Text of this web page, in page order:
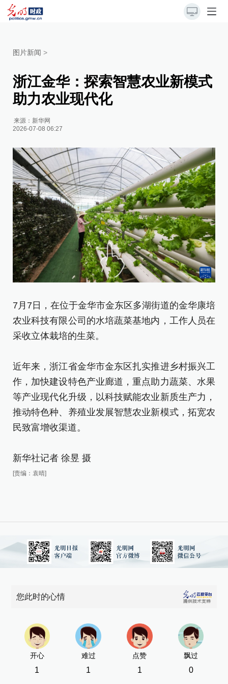
图片新闻 >
浙江金华：探索智慧农业新模式
助力农业现代化
来源： 新华网
2026-07-08 06:27
7月7日，在位于金华市金东区多湖街道的金华康培
农业科技有限公司的水培蔬菜基地内，工作人员在
采收立体栽培的生菜。
近年来，浙江省金华市金东区扎实推进乡村振兴工
作，加快建设特色产业廊道，重点助力蔬菜、水果
等产业现代化升级，以科技赋能农业新质生产力，
推动特色种、养殖业发展智慧农业新模式，拓宽农
民致富增收渠道。
新华社记者 徐昱 摄
[责编：袁晴]
您此时的心情
开心
1
难过
1
点赞
1
飘过
0